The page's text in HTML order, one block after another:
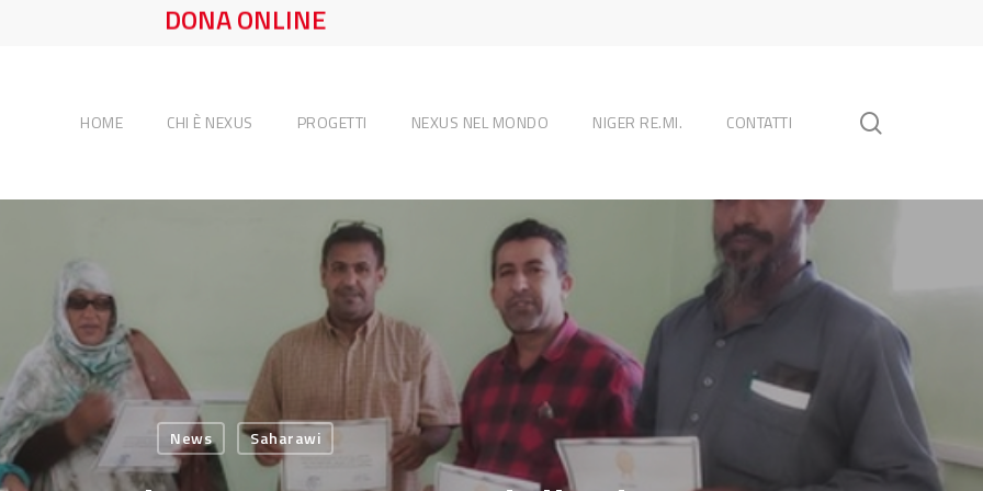
DONA ONLINE
HOME CHI È NEXUS PROGETTI NEXUS NEL MONDO NIGER RE.MI. CONTATTI
News Saharawi